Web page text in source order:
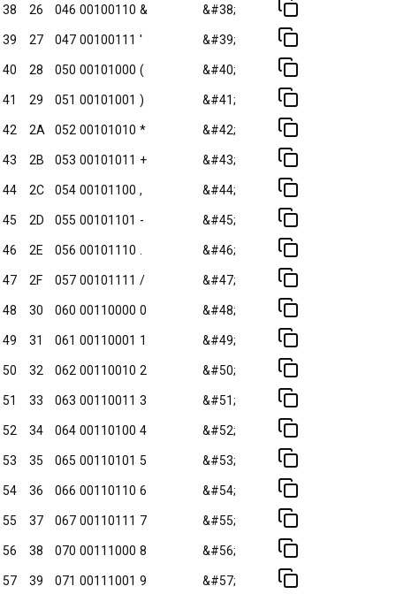
38 26 046 00100110 & &#38;
39 27 047 00100111 ' &#39;
40 28 050 00101000 ( &#40;
41 29 051 00101001 ) &#41;
42 2A 052 00101010 * &#42;
43 2B 053 00101011 + &#43;
44 2C 054 00101100 , &#44;
45 2D 055 00101101 - &#45;
46 2E 056 00101110 &#46;
47 2F 057 00101111 / &#47;
48 30 060 00110000 0 &#48;
49 31 061 00110001 1 &#49;
50 32 062 00110010 2 &#50;
51 33 063 00110011 3 &#51;
52 34 064 00110100 4 &#52;
53 35 065 00110101 5 &#53;
54 36 066 00110110 6 &#54;
55 37 067 00110111 7 &#55;
56 38 070 00111000 8 &#56;
57 39 071 00111001 9 &#57;